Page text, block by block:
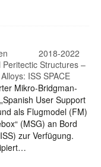
2018-2022
Structures –
ISS SPACE
Mikro-Bridgman-
User Support
als Flugmodel (FM)
(MSG) an Bord
zur Verfügung.